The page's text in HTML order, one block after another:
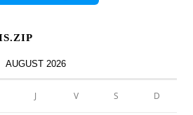
AUGUST 2026
J V S D